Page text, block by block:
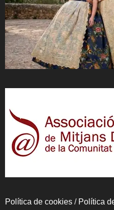
Política de cookies / Política